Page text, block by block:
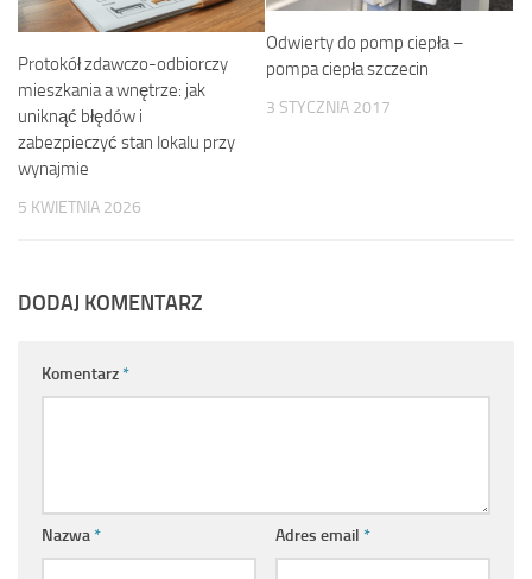
Protokół zdawczo-odbiorczy
mieszkania a wnętrze: jak
uniknąć błędów i
zabezpieczyć stan lokalu przy
wynajmie
5 KWIETNIA 2026
Odwierty do pomp ciepła –
pompa ciepła szczecin
3 STYCZNIA 2017
DODAJ KOMENTARZ
Komentarz*
Nazwa* Adres email *